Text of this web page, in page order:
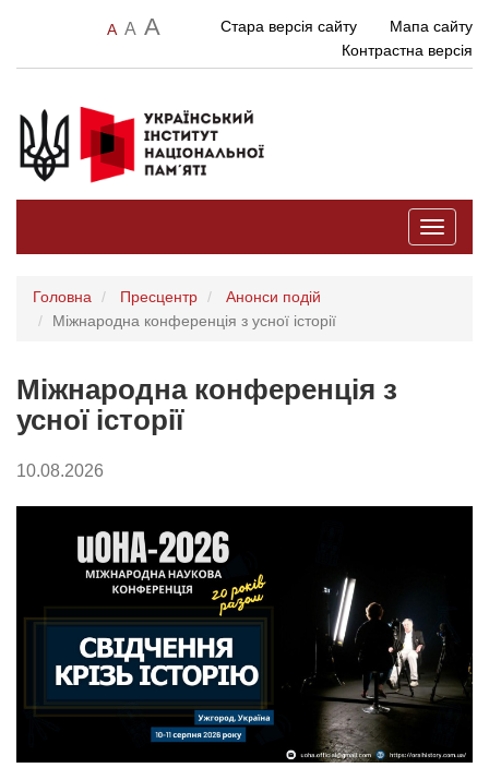
A A A Стара версія сайту
Мапа сайту
Контрастна версія
Toggle
Головна Пресцентр
Анонси подій
Міжнародна конференція з усної історії
Міжнародна конференція з
усної історії
10.08.2026